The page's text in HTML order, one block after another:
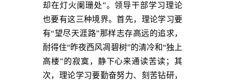
却在灯火阑珊处”。领导干部学习理论
也要有这三种境界。首先，理论学习要
有“望尽天涯路”那样志存高远的追求，
耐得住“昨夜西风凋碧树”的清冷和“独上
高楼”的寂寞，静下心来通读苦读；其
次，理论学习要勤奋努力、刻苦钻研，